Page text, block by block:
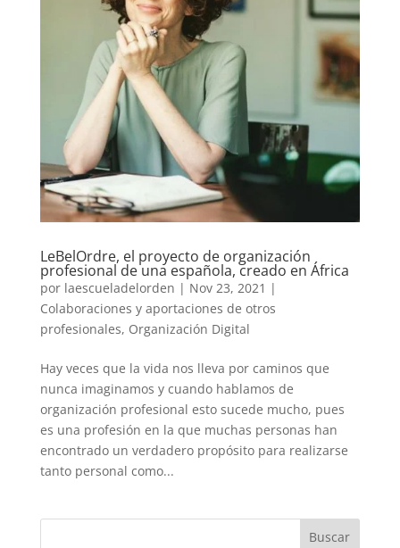
LeBelOrdre, el proyecto de organización
profesional de una española, creado en África
por laescueladelorden | Nov 23, 2021 |
Colaboraciones y aportaciones de otros
profesionales, Organización Digital
Hay veces que la vida nos lleva por caminos que
nunca imaginamos y cuando hablamos de
organización profesional esto sucede mucho, pues
es una profesión en la que muchas personas han
encontrado un verdadero propósito para realizarse
tanto personal como...